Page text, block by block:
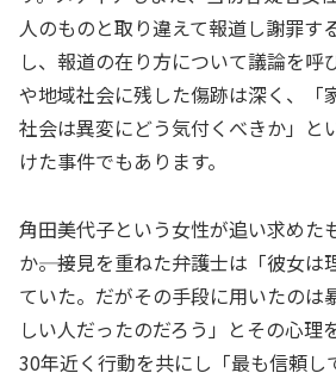
人のものと取り違えて報道し謝罪す
し、報道の在り方について議論を呼
や地域社会に残した傷跡は深く、「
社会は異変にどう気付くべきか」と
けた事件でもあります。
角田美代子という女性が追い求めた
か――。接見を重ねた弁護士は「彼女
ていた。だがその手段に用いたのは
しい人だったのだろう」とその心理
30年近く行動を共にし「最も信頼し